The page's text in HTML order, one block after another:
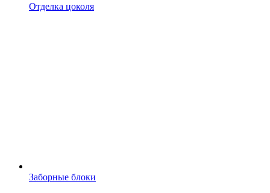
Отделка цоколя
Заборные блоки